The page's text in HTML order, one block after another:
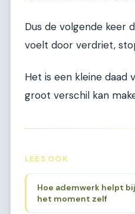
Dus de volgende keer
voelt door verdriet,
Het is een kleine daad
groot verschil kan
LEES OOK
Hoe ademwerk helpt
het moment zelf